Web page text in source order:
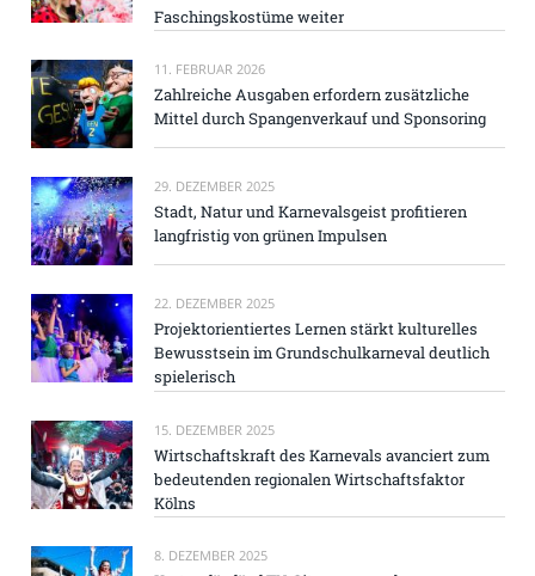
Faschingskostüme weiter
11. FEBRUAR 2026
Zahlreiche Ausgaben erfordern zusätzliche
Mittel durch Spangenverkauf und Sponsoring
29. DEZEMBER 2025
Stadt, Natur und Karnevalsgeist profitieren
langfristig von grünen Impulsen
22. DEZEMBER 2025
Projektorientiertes Lernen stärkt kulturelles
Bewusstsein im Grundschulkarneval deutlich
spielerisch
15. DEZEMBER 2025
Wirtschaftskraft des Karnevals avanciert zum
bedeutenden regionalen Wirtschaftsfaktor
Kölns
8. DEZEMBER 2025